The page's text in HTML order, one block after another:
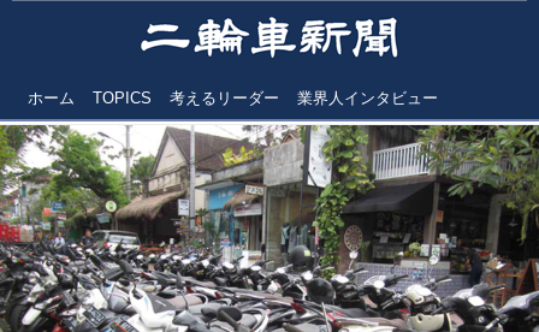
ホーム TOPICS 考えるリーダー 業界人インタビュー